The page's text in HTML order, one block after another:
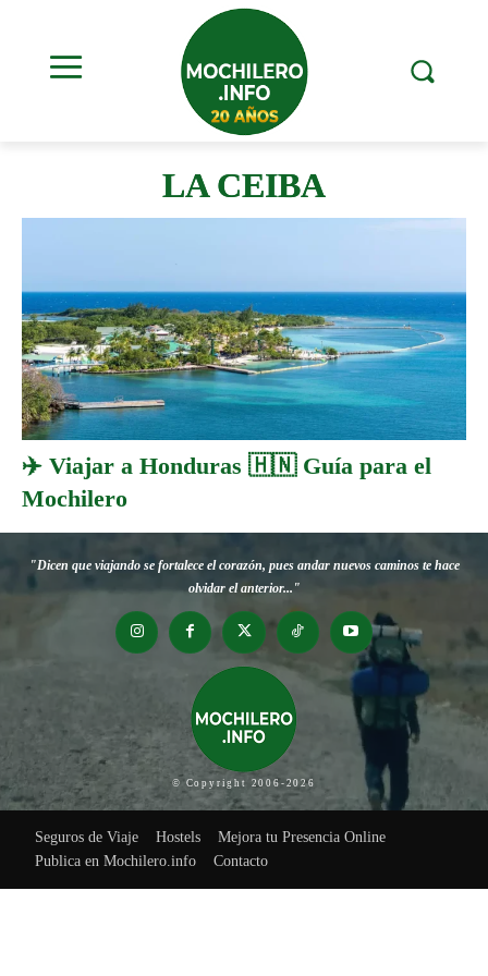
LA CEIBA
✈️ Viajar a Honduras 🇭🇳 Guía para el
Mochilero
"Dicen que viajando se fortalece el corazón, pues andar nuevos caminos te hace
olvidar el anterior..."
© Copyright 2006-2026
Seguros de Viaje Hostels
Mejora tu Presencia Online
Publica en Mochilero.info
Contacto